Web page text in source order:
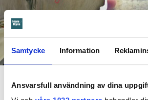
Samtycke Information
Ansvarsfull användning av dina